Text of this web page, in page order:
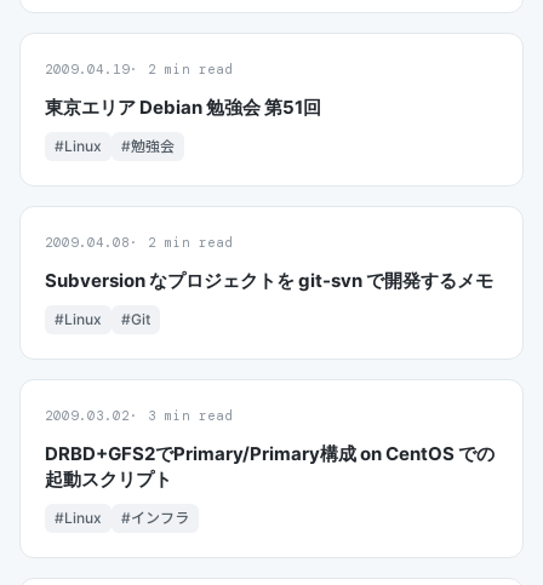
2009.04.19 2 min read
東京エリア Debian 勉強会 第51回
#Linux #勉強会
2009.04.08 2 min read
Subversion なプロジェクトを git-svn で開発するメモ
#Linux #Git
2009.03.02 3 min read
DRBD+GFS2でPrimary/Primary構成 on CentOS での
起動スクリプト
#Linux #インフラ